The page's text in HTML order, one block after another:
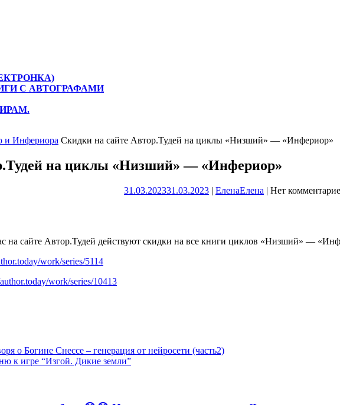
С АВТОГРАФАМИ
и Инфериора Скидки на сайте Автор.Тудей на циклы «Низший» — «Инфериор»
на циклы «Низший» — «Инфериор»
31.03.202331.03.2023 | ЕленаЕлена | Нет
на сайте Автор.Тудей действуют скидки на все книги циклов «Низший» —
work/series/5114
work/series/10413
о Богине Снессе – генерация от нейросети (часть2)
к игре “Изгой. Дикие земли”